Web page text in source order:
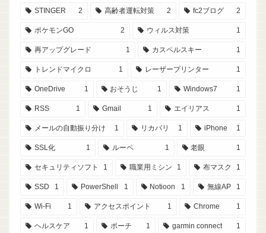
STINGER 2 高齢者運転対策 2 fc2ブログ 2
ポケモンGO 2 ウィルス対策 1
再アップグレード 1 カスペルスキー 1
トレンドマイクロ 1 レーザープリンター 1
OneDrive 1 おそうじ 1 Windows7 1
RSS 1 Gmail 1 エイリアス 1
メールの自動振り分け 1 リカバリ 1 iPhone 1
SSL化 1 ルーペ 1 老眼 1
セキュリティソフト 1 職業用ミシン 1 布マスク 1
SSD 1 PowerShell 1 Notioon 1 無線AP 1
Wi-Fi 1 アクセスポイント 1 Chrome 1
ヘルスケア 1 ポーチ 1 garmin connect 1